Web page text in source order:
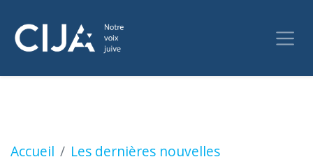
Accueil Les dernières nouvelles
Un dirigeant du Hamas est invité en tant